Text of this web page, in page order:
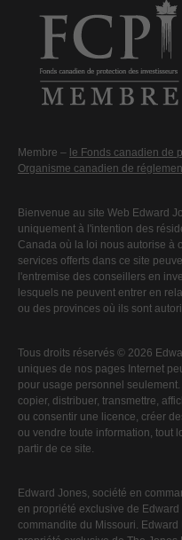
Membre – le Fonds canadien de
Organisme canadien de
Bienvenue au site Web Edward
uniquement à l'intention des
Canada où la loi nous autorise à
services offerts dans ce site
l'entremise des conseillers en
lesquels ne peuvent entrer en
ou des provinces où ils sont
Tous droits réservés © 2026
uniques de nos pages Internet
pour usage personnel
copier, distribuer, transmettre,
ou consentir une licence, créer
ou vendre toute information, tout
partir de ce site.
Edward Jones, société en
en propriété exclusive de Edward
commandite du Missouri. Edward